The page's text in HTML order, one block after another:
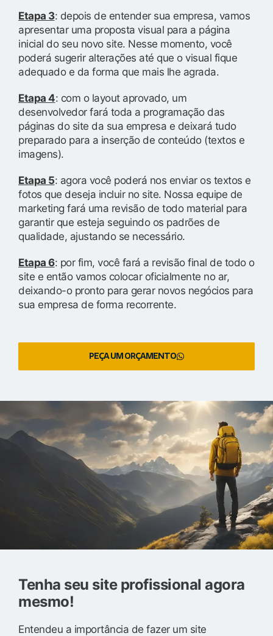
Etapa 3: depois de entender sua empresa, vamos
apresentar uma proposta visual para a página
inicial do seu novo site. Nesse momento, você
poderá sugerir alterações até que o visual fique
adequado e da forma que mais lhe agrada.
Etapa 4: com o layout aprovado, um
desenvolvedor fará toda a programação das
páginas do site da sua empresa e deixará tudo
preparado para a inserção de conteúdo (textos e
imagens).
Etapa 5: agora você poderá nos enviar os textos e
fotos que deseja incluir no site. Nossa equipe de
marketing fará uma revisão de todo material para
garantir que esteja seguindo os padrões de
qualidade, ajustando se necessário.
Etapa 6: por fim, você fará a revisão final de todo o
site e então vamos colocar oficialmente no ar,
deixando-o pronto para gerar novos negócios para
sua empresa de forma recorrente.
PEÇA UM ORÇAMENTO
Tenha seu site profissional agora
mesmo!
Entendeu a importância de fazer um site